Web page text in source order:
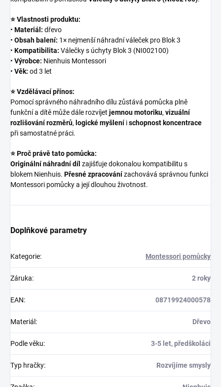
⭐ Vlastnosti produktu:
• Materiál: dřevo
• Obsah balení: 1× nejmenší náhradní váleček pro Blok 3
• Kompatibilita: Válečky s úchyty Blok 3 (NI002100)
• Výrobce: Nienhuis Montessori
• Věk: od 3 let
⭐ Vzdělávací přínos:
Pomocí správného náhradního dílu zůstává pomůcka plně
funkční a dítě může dále rozvíjet jemnou motoriku, vizuální
rozlišování rozměrů, logické myšleníischopnost koncentrace
při samostatné práci.
⭐ Proč právě tato pomůcka:
Originální náhradní díl zajišťuje dokonalou kompatibilitu s
blokem Nienhuis. Přesné zpracovánízachovává správnou funkci
Montessori pomůcky a její dlouhou životnost.
Doplňkové parametry
Kategorie: Montessori pomůcky
Záruka: 2 roky
EAN: 08719924000578
Materiál : Dřevo
Podle věku: 3-5 let, předškoláci
Typ hračky: Rozvíjíme smysly